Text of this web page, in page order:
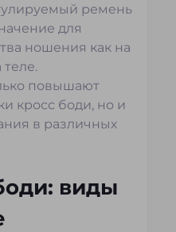
ремень
для
ношения как на
теле.
повышают
кросс боди, но и
в различных
виды